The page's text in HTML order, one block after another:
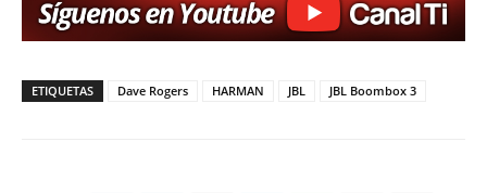
ETIQUETAS Dave Rogers HARMAN JBL JBL Boombox 3